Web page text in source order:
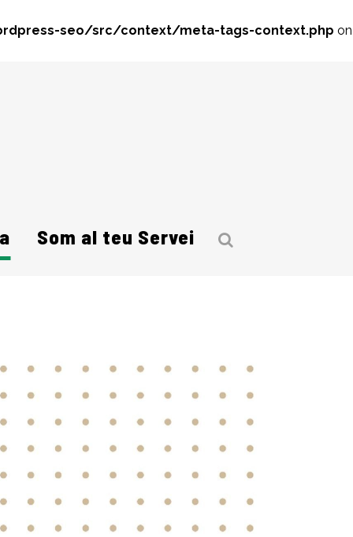
seo/src/context/meta-tags-context.php on
Som al teu Servei